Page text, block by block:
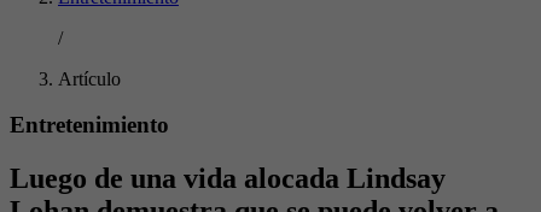
/
Artículo
Entretenimiento
Luego de una vida alocada Lindsay